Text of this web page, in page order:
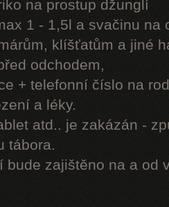
na prostup džunglí
1 - 1,5l a svačinu na
klíšťatům a jiné
odchodem,
+ telefonní číslo na
a léky.
atd.. je zakázán -
tábora.
bude zajištěno na a od